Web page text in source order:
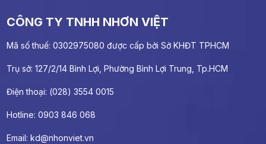
CÔNG TY TNHH NHƠN VIỆT
Mã số thuế: 0302975080 được cấp bởi Sở KHĐT TPHCM
Trụ sở: 127/2/14 Bình Lợi, Phường Bình Lợi Trung, Tp.HCM
Điện thoại: (028) 3554 0015
Hotline: 0903 846 068
Email: kd@nhonviet.vn